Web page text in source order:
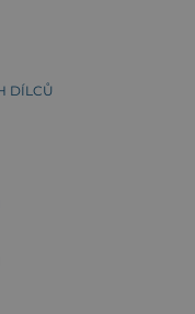
DÍLCŮ